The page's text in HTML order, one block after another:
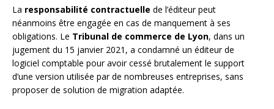
La responsabilité contractuelle de l’éditeur peut
néanmoins être engagée en cas de manquement à ses
obligations. Le Tribunal de commerce de Lyon, dans un
jugement du 15 janvier 2021, a condamné un éditeur de
logiciel comptable pour avoir cessé brutalement le support
d’une version utilisée par de nombreuses entreprises, sans
proposer de solution de migration adaptée.